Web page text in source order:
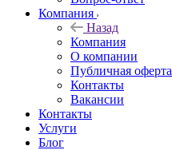
Компания
Назад
Компания
О компании
Публичная оферта
Контакты
Вакансии
Контакты
Услуги
Блог